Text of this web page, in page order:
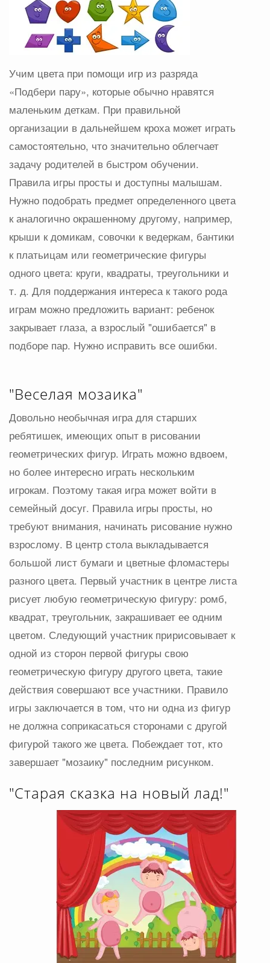
Учим цвета при помощи игр из разряда
«Подбери пару», которые обычно нравятся
маленьким деткам. При правильной
организации в дальнейшем кроха может играть
самостоятельно, что значительно облегчает
задачу родителей в быстром обучении.
Правила игры просты и доступны малышам.
Нужно подобрать предмет определенного цвета
к аналогично окрашенному другому, например,
крыши к домикам, совочки к ведеркам, бантики
к платьицам или геометрические фигуры
одного цвета: круги, квадраты, треугольники и
т. д. Для поддержания интереса к такого рода
играм можно предложить вариант: ребенок
закрывает глаза, а взрослый "ошибается" в
подборе пар. Нужно исправить все ошибки.
"Веселая мозаика"
Довольно необычная игра для старших
ребятишек, имеющих опыт в рисовании
геометрических фигур. Играть можно вдвоем,
но более интересно играть нескольким
игрокам. Поэтому такая игра может войти в
семейный досуг. Правила игры просты, но
требуют внимания, начинать рисование нужно
взрослому. В центр стола выкладывается
большой лист бумаги и цветные фломастеры
разного цвета. Первый участник в центре листа
рисует любую геометрическую фигуру: ромб,
квадрат, треугольник, закрашивает ее одним
цветом. Следующий участник пририсовывает к
одной из сторон первой фигуры свою
геометрическую фигуру другого цвета, такие
действия совершают все участники. Правило
игры заключается в том, что ни одна из фигур
не должна соприкасаться сторонами с другой
фигурой такого же цвета. Побеждает тот, кто
завершает "мозаику" последним рисунком.
"Старая сказка на новый лад!"